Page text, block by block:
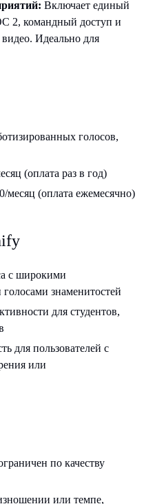
Включает единый
2, командный доступ и
Идеально для
голосов,
(оплата раз в год)
месяц (оплата ежемесячно)
с широкими
знаменитостей
для студентов,
для пользователей с
или
по качеству
или темпе,